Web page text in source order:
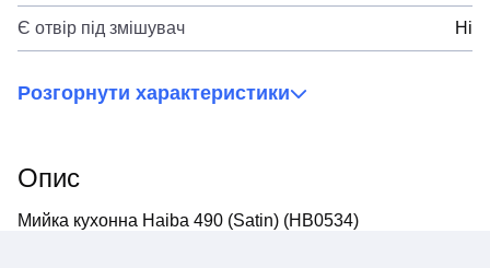
Є отвір під змішувач Ні
Розгорнути характеристики
Опис
Мийка кухонна Haiba 490 (Satin) (HB0534)